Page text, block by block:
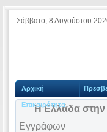
Σάββατο, 8 Αυγούστου
Αρχική
Επικαιρότητα
Η Ελλάδα στην
Εγγράφων